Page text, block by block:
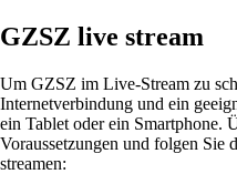
GZSZ live stream
Um GZSZ im Live-Stream zu
Internetverbindung und ein
ein Tablet oder ein Smartphone.
Voraussetzungen und folgen Sie
streamen: